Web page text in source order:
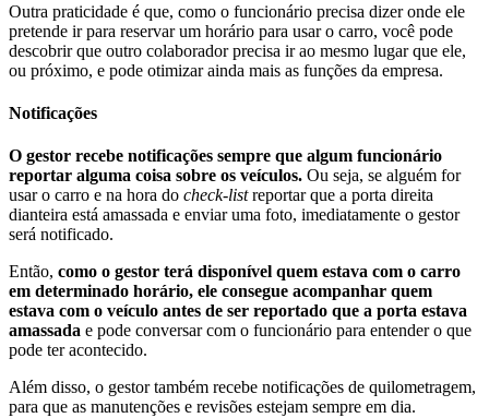
Outra praticidade é que, como o funcionário precisa dizer onde ele
pretende ir para reservar um horário para usar o carro, você pode
descobrir que outro colaborador precisa ir ao mesmo lugar que ele,
ou próximo, e pode otimizar ainda mais as funções da empresa.
Notificações
O gestor recebe notificações sempre que algum funcionário
reportar alguma coisa sobre os veículos. Ou seja, se alguém for
usar o carro e na hora do check-listreportar que a porta direita
dianteira está amassada e enviar uma foto, imediatamente o gestor
será notificado.
Então, como o gestor terá disponível quem estava com o carro
em determinado horário, ele consegue acompanhar quem
estava com o veículo antes de ser reportado que a porta estava
amassada e pode conversar com o funcionário para entender o que
pode ter acontecido.
Além disso, o gestor também recebe notificações de quilometragem,
para que as manutenções e revisões estejam sempre em dia.